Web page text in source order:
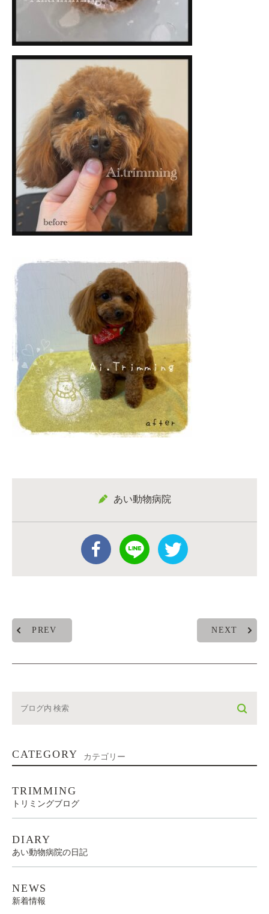
あい動物病院
PREV NEXT
CATEGORY カテゴリー
TRIMMING
トリミングブログ
DIARY
あい動物病院の日記
NEWS
新着情報